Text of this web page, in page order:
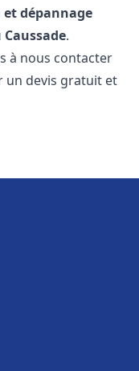
dépannage
Caussade.
à nous contacter
un devis gratuit et